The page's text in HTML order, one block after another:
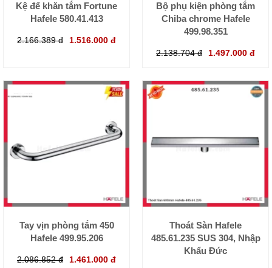
Kệ để khăn tắm Fortune
Hafele 580.41.413
2.166.389 đ 1.516.000 đ
Bộ phụ kiện phòng tắm
Chiba chrome Hafele
499.98.351
2.138.704 đ 1.497.000 đ
Tay vịn phòng tắm 450
Hafele 499.95.206
2.086.852 đ 1.461.000 đ
Thoát Sàn Hafele
485.61.235 SUS 304, Nhập
Khẩu Đức